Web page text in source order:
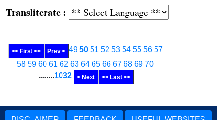
:
<< First << Prev < 49 50 51 52 53 54 55 56 57
58 59 60 61 62 63 64 65 66 67 68 69 70
........1032 > Next >> Last >>